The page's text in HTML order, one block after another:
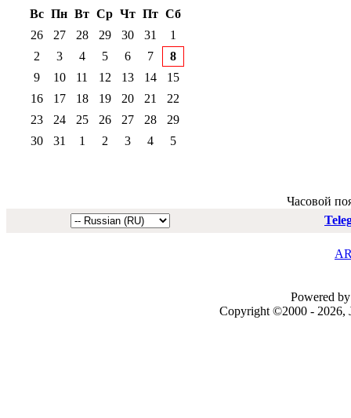
Вс Пн Вт Ср Чт Пт Сб
26
27 28 29 30 31
1
2
3 4 5 6 7
8
9
10 11 12 13 14
15
16
17 18 19 20 21
22
23
24 25 26 27 28
29
30
31 1 2 3 4 5
Часовой
Powered
Copyright ©2000 - 2026,